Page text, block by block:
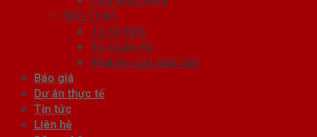
NỘI THẤT
Tủ Kệ Bếp
Tủ Quần Áo
Phụ kiện cửa nhà tắm
Báo giá
Dự án thực tế
Tin tức
Liên hệ